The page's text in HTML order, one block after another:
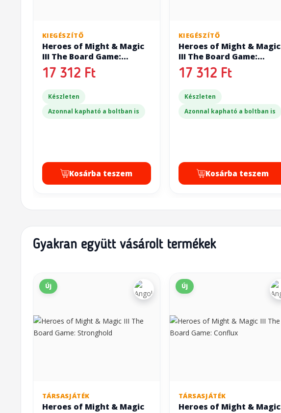
KIEGÉSZÍTŐ
Heroes of Might & Magic
III The Board Game:
Rampart
17 312 Ft
Készleten
Azonnal kapható a boltban is
Kosárba teszem
KIEGÉSZÍTŐ
Heroes of Might & Magic
III The Board Game:
Fortress
17 312 Ft
Készleten
Azonnal kapható a boltban is
Kosárba teszem
Gyakran együtt vásárolt termékek
Új
TÁRSASJÁTÉK
Heroes of Might & Magic
Új
TÁRSASJÁTÉK
Heroes of Might & Magic